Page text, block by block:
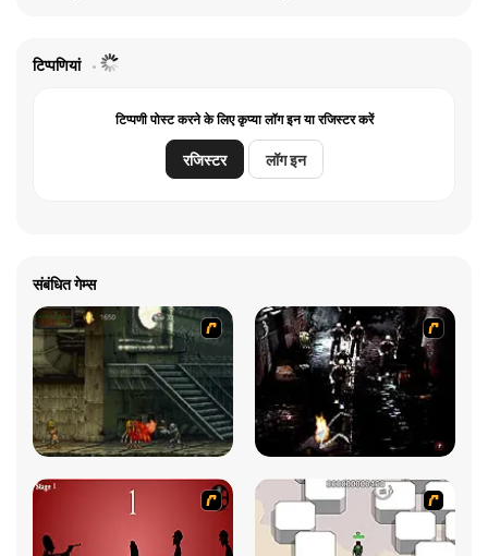
टिप्पणियां
टिप्पणी पोस्ट करने के लिए कृप्या लॉग इन या रजिस्टर करें
रजिस्टर लॉग इन
संबंधित गेम्स